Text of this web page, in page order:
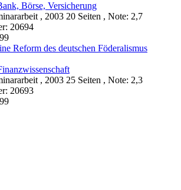
Börse, Versicherung
, 2003 20 Seiten , Note: 2,7
20694
Reform des deutschen Föderalismus
, 2003 25 Seiten , Note: 2,3
20693